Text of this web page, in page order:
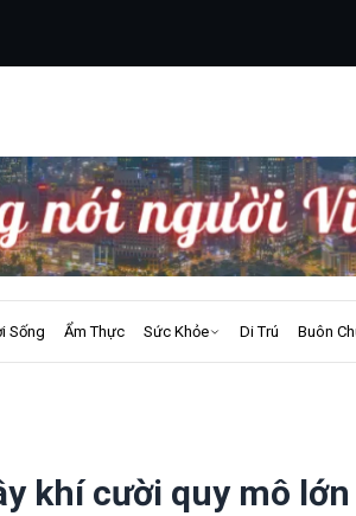
Sống Ẩm Thực Sức Khỏe Di Trú Buôn
khí cười quy mô lớn